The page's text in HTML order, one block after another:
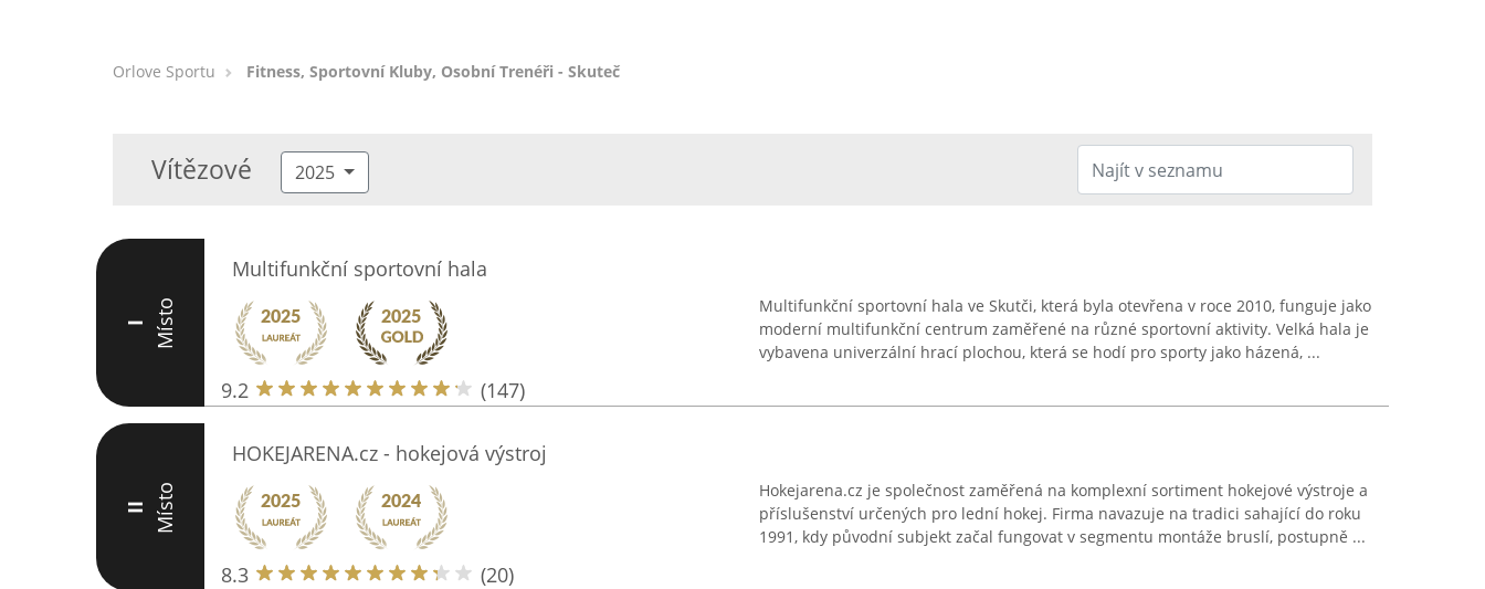
Orlove Sportu Fitness, Sportovní Kluby, Osobní Trenéři - Skuteč
Vítězové 2025
I Místo
Multifunkční sportovní hala
9.2 (147)
Multifunkční sportovní hala ve Skutči, která byla otevřena v roce 2010, funguje jako
moderní multifunkční centrum zaměřené na různé sportovní aktivity. Velká hala je
vybavena univerzální hrací plochou, která se hodí pro sporty jako házená, ...
II Místo
HOKEJARENA.cz - hokejová výstroj
8.3 (20)
Hokejarena.cz je společnost zaměřená na komplexní sortiment hokejové výstroje a
příslušenství určených pro lední hokej. Firma navazuje na tradici sahající do roku
1991, kdy původní subjekt začal fungovat v segmentu montáže bruslí, postupně ...